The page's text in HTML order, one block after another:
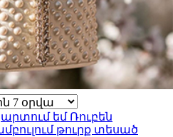
եմ Ռուբեն
թուրք տեսած